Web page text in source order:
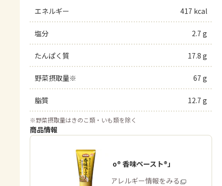
エネルギー
417 kcal
塩分 2.7 g
たんぱく質 17.8 g
野菜摂取量※ 67 g
脂質 12.7 g
※野菜摂取量はきのこ類・いも類を除く
商品情報
「Cook Do® 香味ペースト®」
商品・アレルギー情報をみる